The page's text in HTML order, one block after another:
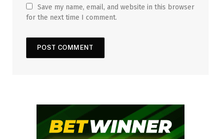
Save my name, email, and website in this browser
for the next time I comment.